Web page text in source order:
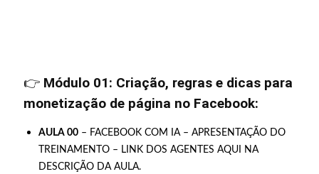
👉 Módulo 01: Criação, regras e dicas para
monetização de página no Facebook:
AULA 00 – FACEBOOK COM IA – APRESENTAÇÃO DO
TREINAMENTO – LINK DOS AGENTES AQUI NA
DESCRIÇÃO DA AULA.